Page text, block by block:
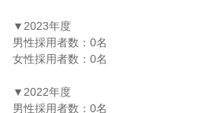
▼2023年度
男性採用者数：0名
女性採用者数：0名
▼2022年度
男性採用者数：0名